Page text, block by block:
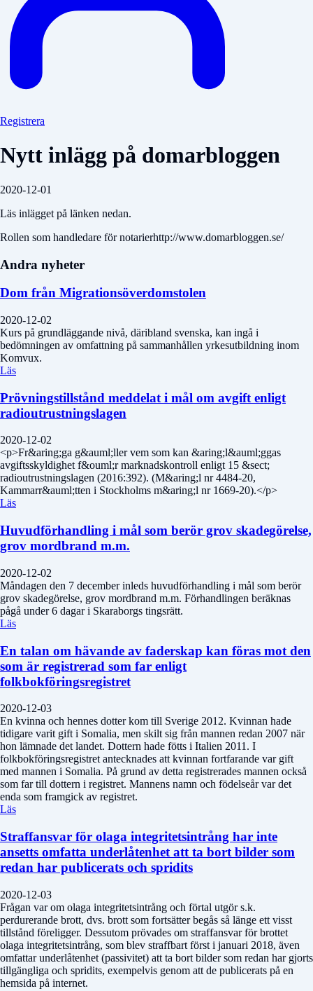
Registrera
Nytt inlägg på domarbloggen
2020-12-01
Läs inlägget på länken nedan.
Rollen som handledare för notarierhttp://www.domarbloggen.se/
Andra nyheter
Dom från Migrationsöverdomstolen
2020-12-02
Kurs på grundläggande nivå, däribland svenska, kan ingå i
bedömningen av omfattning på sammanhållen yrkesutbildning inom
Komvux.
Läs
Prövningstillstånd meddelat i mål om avgift enligt
radioutrustningslagen
2020-12-02
<p>Fr&aring;ga g&auml;ller vem som kan &aring;l&auml;ggas
avgiftsskyldighet f&ouml;r marknadskontroll enligt 15 &sect;
radioutrustningslagen (2016:392). (M&aring;l nr 4484-20,
Kammarr&auml;tten i Stockholms m&aring;l nr 1669-20).</p>
Läs
Huvudförhandling i mål som berör grov skadegörelse,
grov mordbrand m.m.
2020-12-02
Måndagen den 7 december inleds huvudförhandling i mål som berör
grov skadegörelse, grov mordbrand m.m. Förhandlingen beräknas
pågå under 6 dagar i Skaraborgs tingsrätt.
Läs
En talan om hävande av faderskap kan föras mot den
som är registrerad som far enligt
folkbokföringsregistret
2020-12-03
En kvinna och hennes dotter kom till Sverige 2012. Kvinnan hade
tidigare varit gift i Somalia, men skilt sig från mannen redan 2007 när
hon lämnade det landet. Dottern hade fötts i Italien 2011. I
folkbokföringsregistret antecknades att kvinnan fortfarande var gift
med mannen i Somalia. På grund av detta registrerades mannen också
som far till dottern i registret. Mannens namn och födelseår var det
enda som framgick av registret.
Läs
Straffansvar för olaga integritetsintrång har inte
ansetts omfatta underlåtenhet att ta bort bilder som
redan har publicerats och spridits
2020-12-03
Frågan var om olaga integritetsintrång och förtal utgör s.k.
perdurerande brott, dvs. brott som fortsätter begås så länge ett visst
tillstånd föreligger. Dessutom prövades om straffansvar för brottet
olaga integritetsintrång, som blev straffbart först i januari 2018, även
omfattar underlåtenhet (passivitet) att ta bort bilder som redan har gjorts
tillgängliga och spridits, exempelvis genom att de publicerats på en
hemsida på internet.